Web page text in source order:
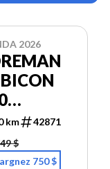
2026
km
42871
$
750 $